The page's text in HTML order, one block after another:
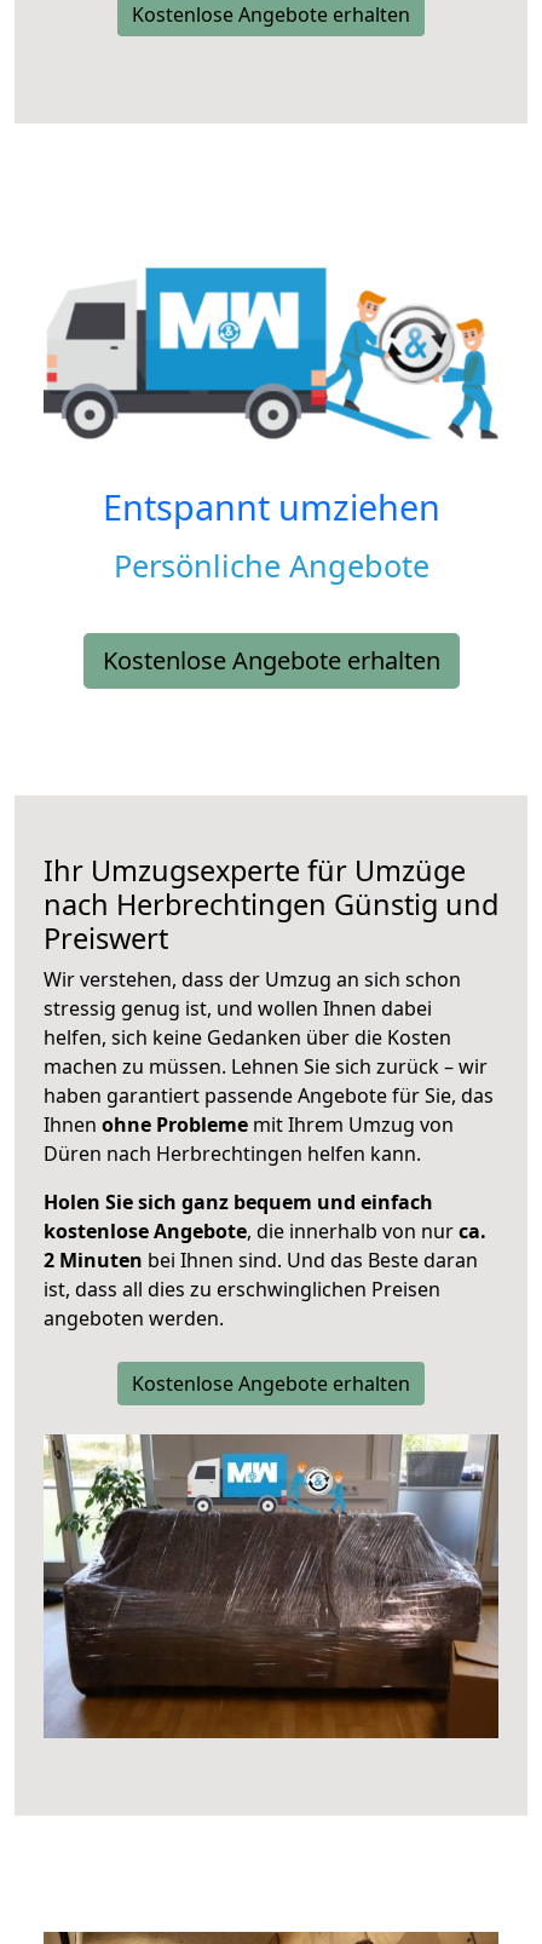
Kostenlose Angebote erhalten
Entspannt umziehen
Persönliche Angebote
Kostenlose Angebote erhalten
Ihr Umzugsexperte für Umzüge
nach Herbrechtingen Günstig und
Preiswert
Wir verstehen, dass der Umzug an sich schon
stressig genug ist, und wollen Ihnen dabei
helfen, sich keine Gedanken über die Kosten
machen zu müssen. Lehnen Sie sich zurück – wir
haben garantiert passende Angebote für Sie, das
Ihnen ohne Probleme mit Ihrem Umzug von
Düren nach Herbrechtingen helfen kann.
Holen Sie sich ganz bequem und einfach
kostenlose Angebote, die innerhalb von nurca.
2 Minuten bei Ihnen sind. Und das Beste daran
ist, dass all dies zu erschwinglichen Preisen
angeboten werden.
Kostenlose Angebote erhalten